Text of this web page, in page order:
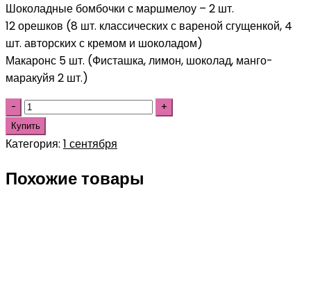
Шоколадные бомбочки с маршмелоу – 2 шт.
12 орешков (8 шт. классических с вареной сгущенкой, 4
шт. авторских с кремом и шоколадом)
Макаронс 5 шт. (Фисташка, лимон, шоколад, манго-
маракуйя 2 шт.)
Купить
Категория: 1 сентября
Похожие товары